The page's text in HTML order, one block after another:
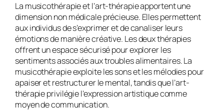
La musicothérapieet l’art-thérapieapportent une
dimension non médicale précieuse. Elles permettent
aux individus de s’exprimer et de canaliser leurs
émotions de manière créative. Les deux thérapies
offrent un espace sécurisé pour explorer les
sentiments associés auxtroubles alimentaires. La
musicothérapieexploite les sons et les mélodies pour
apaiser et restructurer le mental, tandis que l’art-
thérapieprivilégie l’expression artistique comme
moyen de communication.